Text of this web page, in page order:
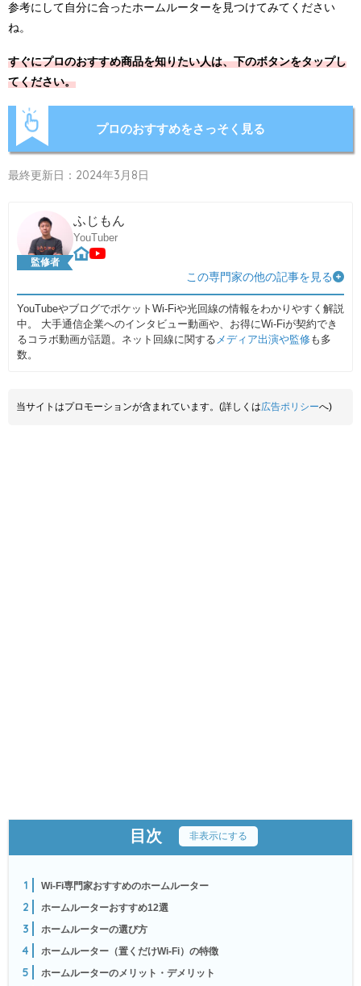
参考にして自分に合ったホームルーターを見つけてみてください
ね。
すぐにプロのおすすめ商品を知りたい人は、下のボタンをタップし
てください。
プロのおすすめをさっそく見る
最終更新日：2024年3月8日
監修者
ふじもん
YouTuber
この専門家の他の記事を見る
YouTubeやブログでポケットWi-Fiや光回線の情報をわかりやすく解説
中。 大手通信企業へのインタビュー動画や、お得にWi-Fiが契約でき
るコラボ動画が話題。ネット回線に関する メディア出演や監修も多
数。
当サイトはプロモーションが含まれています。(詳しくは広告ポリシーへ)
目次 非表示にする
1 Wi-Fi専門家おすすめのホームルーター
2 ホームルーターおすすめ12選
3 ホームルーターの選び方
4 ホームルーター（置くだけWi-Fi）の特徴
5 ホームルーターのメリット・デメリット